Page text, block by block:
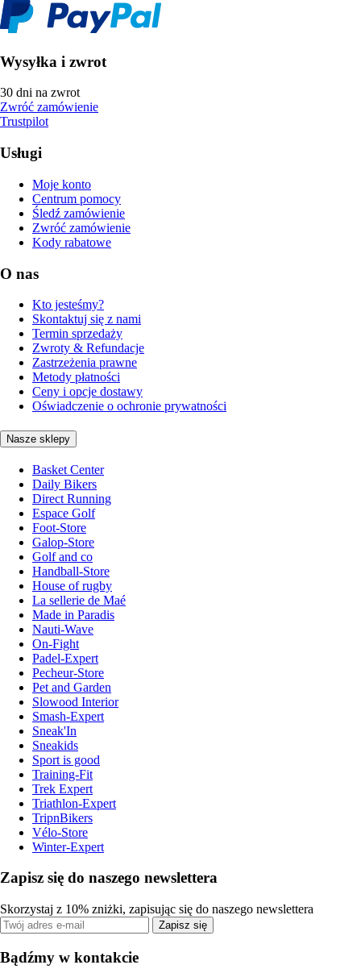
Wysyłka i zwrot
30 dni na zwrot
Zwróć zamówienie
Trustpilot
Usługi
Moje konto
Centrum pomocy
Śledź zamówienie
Zwróć zamówienie
Kody rabatowe
O nas
Kto jesteśmy?
Skontaktuj się z nami
Termin sprzedaży
Zwroty & Refundacje
Zastrzeżenia prawne
Metody płatności
Ceny i opcje dostawy
Oświadczenie o ochronie prywatności
Nasze sklepy
Basket Center
Daily Bikers
Direct Running
Espace Golf
Foot-Store
Galop-Store
Golf and co
Handball-Store
House of rugby
La sellerie de Maé
Made in Paradis
Nauti-Wave
On-Fight
Padel-Expert
Pecheur-Store
Pet and Garden
Slowood Interior
Smash-Expert
Sneak'In
Sneakids
Sport is good
Training-Fit
Trek Expert
Triathlon-Expert
TripnBikers
Vélo-Store
Winter-Expert
Zapisz się do naszego newslettera
Skorzystaj z 10% zniżki, zapisując się do naszego newslettera
Zapisz się
Bądźmy w kontakcie